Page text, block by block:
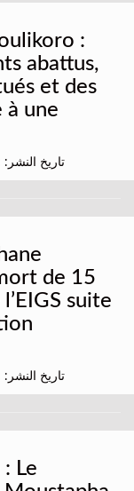
:
abattus,
et des
à une
تاريخ النشر: : أحد 30
de 15
suite
تاريخ النشر: : أحد 30
Le